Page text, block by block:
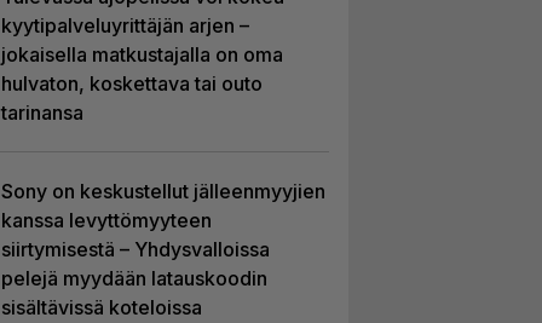
kyytipalveluyrittäjän arjen –
jokaisella matkustajalla on oma
hulvaton, koskettava tai outo
tarinansa
Sony on keskustellut jälleenmyyjien
kanssa levyttömyyteen
siirtymisestä – Yhdysvalloissa
pelejä myydään latauskoodin
sisältävissä koteloissa